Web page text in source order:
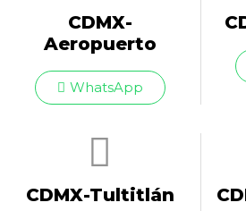
CDMX-
Aeropuerto​
WhatsApp
CDMX-Tultitlán